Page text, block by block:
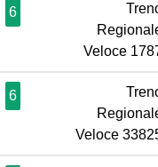
6
Veloce
6
Veloce